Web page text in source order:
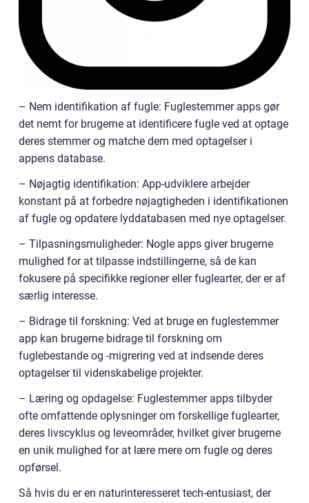
– Nem identifikation af fugle: Fuglestemmer apps gør
det nemt for brugerne at identificere fugle ved at optage
deres stemmer og matche dem med optagelser i
appens database.
– Nøjagtig identifikation: App-udviklere arbejder
konstant på at forbedre nøjagtigheden i identifikationen
af fugle og opdatere lyddatabasen med nye optagelser.
– Tilpasningsmuligheder: Nogle apps giver brugerne
mulighed for at tilpasse indstillingerne, så de kan
fokusere på specifikke regioner eller fuglearter, der er af
særlig interesse.
– Bidrage til forskning: Ved at bruge en fuglestemmer
app kan brugerne bidrage til forskning om
fuglebestande og -migrering ved at indsende deres
optagelser til videnskabelige projekter.
– Læring og opdagelse: Fuglestemmer apps tilbyder
ofte omfattende oplysninger om forskellige fuglearter,
deres livscyklus og leveområder, hvilket giver brugerne
en unik mulighed for at lære mere om fugle og deres
opførsel.
Så hvis du er en naturinteresseret tech-entusiast, der